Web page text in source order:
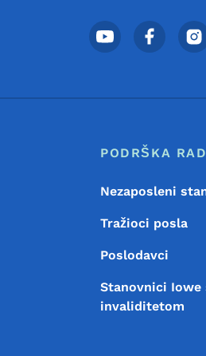
Meni podnožja
PODRŠKA
Nezaposleni
Tražioci posla
Poslodavci
Stanovnici Iowe
invaliditetom